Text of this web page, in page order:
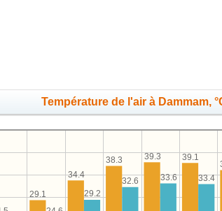
Température de l'air à Dammam,
39.1
39.3
38.3
34.4
29.1
33.4
33.6
32.6
29.2